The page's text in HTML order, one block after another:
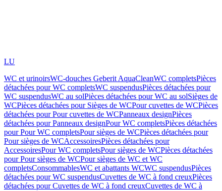
LU
WC et urinoirsWC-douches Geberit AquaCleanWC completsPièces
détachées pour WC completsWC suspendusPièces détachées pour
WC suspendusWC au solPièces détachées pour WC au solSièges de
WCPièces détachées pour Sièges de WCPour cuvettes de WCPièces
détachées pour Pour cuvettes de WCPanneaux designPièces
détachées pour Panneaux designPour WC completsPièces détachées
pour Pour WC completsPour sièges de WCPièces détachées pour
Pour sièges de WCAccessoiresPièces détachées pour
AccessoiresPour WC completsPour sièges de WCPièces détachées
pour Pour sièges de WCPour sièges de WC et WC
completsConsommablesWC et abattants WCWC suspendusPièces
détachées pour WC suspendusCuvettes de WC à fond creuxPièces
détachées pour Cuvettes de WC à fond creuxCuvettes de WC à